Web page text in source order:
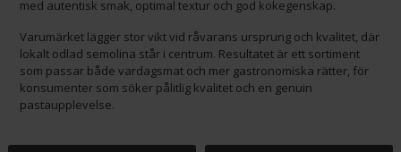
med autentisk smak, optimal textur och god kokegenskap.
Varumärket lägger stor vikt vid råvarans ursprung och kvalitet, där
lokalt odlad semolina står i centrum. Resultatet är ett sortiment
som passar både vardagsmat och mer gastronomiska rätter, för
konsumenter som söker pålitlig kvalitet och en genuin
pastaupplevelse.